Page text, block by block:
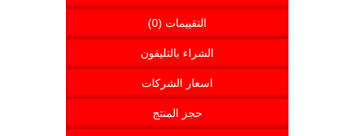
التقييمات (0)
الشراء بالتليفون
اسعار الشركات
حجز المنتج